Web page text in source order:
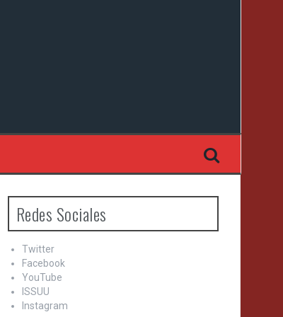
Redes Sociales
Twitter
Facebook
YouTube
ISSUU
Instagram